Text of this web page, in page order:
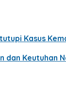
Kasus
dan Keutuhan